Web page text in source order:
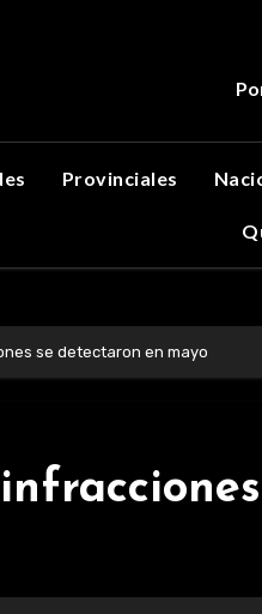
Provinciales
se detectaron en mayo